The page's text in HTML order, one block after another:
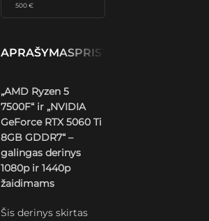
500 €
APRAŠYMASPRISTATYMAS IR
„AMD Ryzen 5
7500F“ ir „NVIDIA
GeForce RTX 5060 Ti
8GB GDDR7“ –
galingas derinys
1080p ir 1440p
žaidimams
Šis derinys skirtas